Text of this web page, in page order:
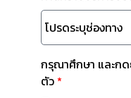
กรุณาศึกษา และก
ตัว